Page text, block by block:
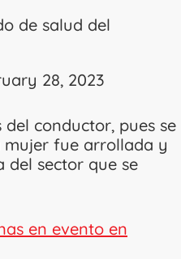
de salud del
28, 2023
conductor, pues se
mujer fue arrollada y
del sector que se
en evento en